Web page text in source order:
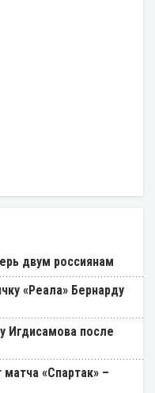
двум россиянам
«Реала» Бернарду
Игдисамова после
«Спартак» –